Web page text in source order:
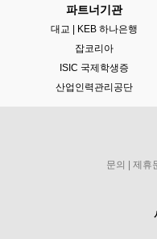
파트너기관
대교 | KEB 하나은행
잡코리아
ISIC 국제학생증
산업인력관리공단
문의 | 제휴